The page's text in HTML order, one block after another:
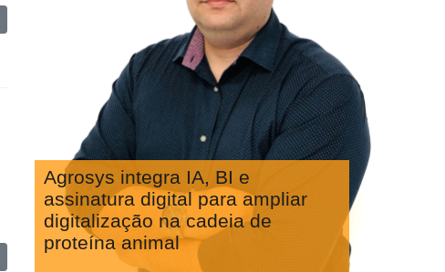
Agrosys integra IA, BI e
assinatura digital para ampliar
digitalização na cadeia de
proteína animal